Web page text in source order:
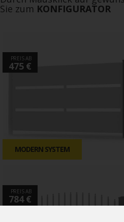
Google Rezensionen
Sie zum KONFIGURATOR
MODERN SYSTEM
PREIS AB
475 €
PREIS AB
784 €